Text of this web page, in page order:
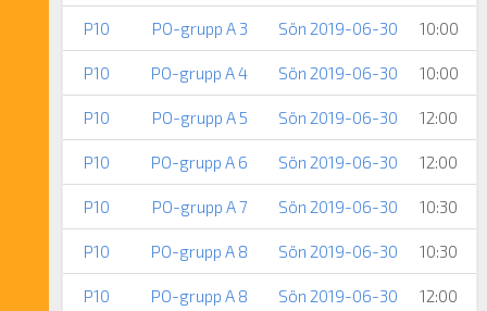
P10 PO-grupp A 3 Sön 2019-06-30 10:00
P10 PO-grupp A 4 Sön 2019-06-30 10:00
P10 PO-grupp A 5 Sön 2019-06-30 12:00
P10 PO-grupp A 6 Sön 2019-06-30 12:00
P10 PO-grupp A 7 Sön 2019-06-30 10:30
P10 PO-grupp A 8 Sön 2019-06-30 10:30
P10 PO-grupp A 8 Sön 2019-06-30 12:00